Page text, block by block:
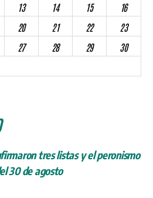
13 14 15
16
20 21 22
23
27 28 29
30
tres listas y el peronismo
30 de agosto